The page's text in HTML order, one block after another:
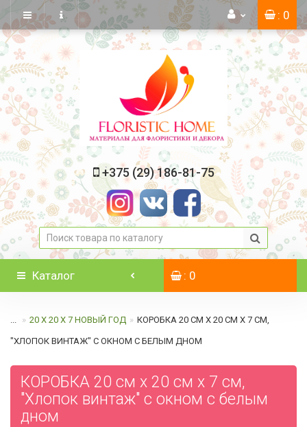
: 0
+375 (29) 186-81-75
Каталог : 0
... 20 Х 20 Х 7 НОВЫЙ ГОД КОРОБКА 20 СМ Х 20 СМ Х 7 СМ,
"ХЛОПОК ВИНТАЖ" C ОКНОМ C БЕЛЫМ ДНОМ
КОРОБКА 20 см х 20 см х 7 см,
"Хлопок винтаж" c окном c белым
дном